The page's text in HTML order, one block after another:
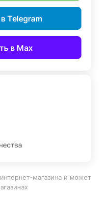
Telegram
в Max
магазина и может